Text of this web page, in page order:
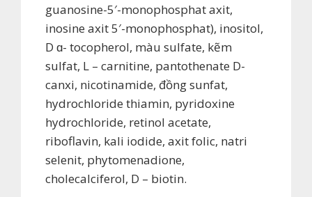
guanosine-5′-monophosphat axit,
inosine axit 5′-monophosphat), inositol,
D ɑ- tocopherol, màu sulfate, kẽm
sulfat, L – carnitine, pantothenate D-
canxi, nicotinamide, đồng sunfat,
hydrochloride thiamin, pyridoxine
hydrochloride, retinol acetate,
riboflavin, kali iodide, axit folic, natri
selenit, phytomenadione,
cholecalciferol, D – biotin.